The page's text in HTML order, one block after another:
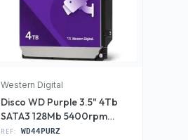
Western Digital
Disco WD Purple 3.5" 4Tb
SATA3 128Mb 5400rpm
(WD44PURZ)
REF: WD44PURZ